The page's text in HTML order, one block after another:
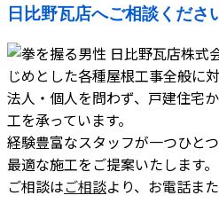
日比野瓦店へご相談くださ
日比野瓦店株式
じめとした各種屋根工事全般に
法人・個人を問わず、戸建住宅
工を承っています。
経験豊富なスタッフが一つひと
最適な施工をご提案いたします。
ご相談はご相談より、お電話ま